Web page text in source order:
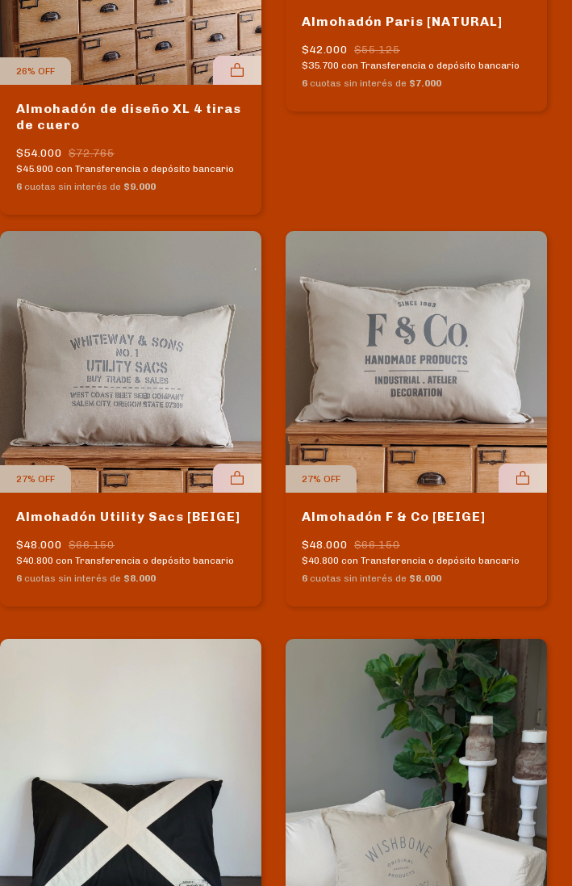
26% OFF
Almohadón de diseño XL 4 tiras
de cuero
$54.000 $72.765
$45.900 con Transferencia o depósito bancario
6 cuotas sin interés de $9.000
Almohadón Paris [NATURAL]
$42.000 $55.125
$35.700 con Transferencia o depósito bancario
6 cuotas sin interés de $7.000
27% OFF
Almohadón Utility Sacs [BEIGE]
$48.000 $66.150
$40.800 con Transferencia o depósito bancario
6 cuotas sin interés de $8.000
27% OFF
Almohadón F & Co [BEIGE]
$48.000 $66.150
$40.800 con Transferencia o depósito bancario
6 cuotas sin interés de $8.000